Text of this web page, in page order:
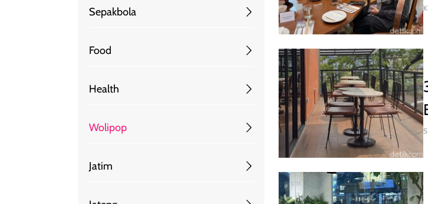
Sepakbola
Food
Health
Wolipop
Jatim